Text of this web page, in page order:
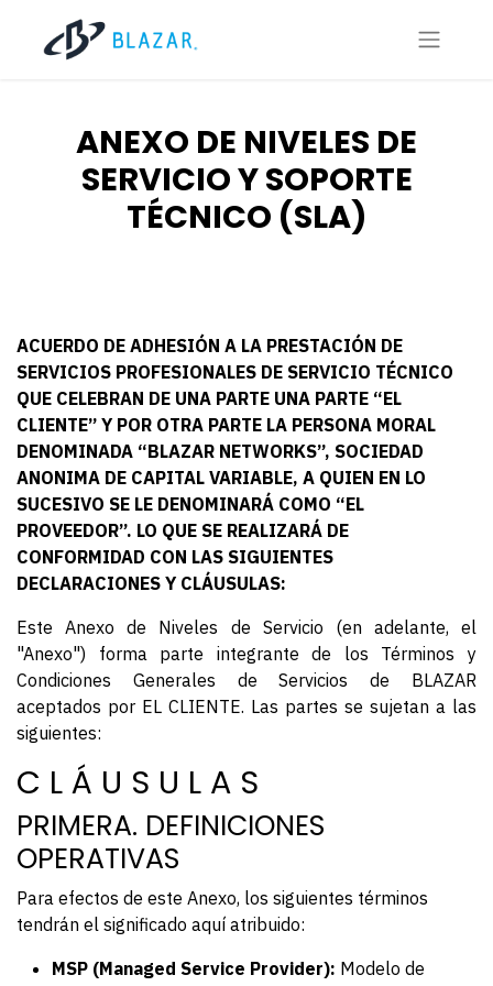
ANEXO DE NIVELES DE
SERVICIO Y SOPORTE
TÉCNICO (SLA)
ACUERDO DE ADHESIÓN A LA PRESTACIÓN DE
SERVICIOS PROFESIONALES DE SERVICIO TÉCNICO
QUE CELEBRAN DE UNA PARTE UNA PARTE “EL
CLIENTE” Y POR OTRA PARTE LA PERSONA MORAL
DENOMINADA “BLAZAR NETWORKS”, SOCIEDAD
ANONIMA DE CAPITAL VARIABLE, A QUIEN EN LO
SUCESIVO SE LE DENOMINARÁ COMO “EL
PROVEEDOR”. LO QUE SE REALIZARÁ DE
CONFORMIDAD CON LAS SIGUIENTES
DECLARACIONES Y CLÁUSULAS:
Este Anexo de Niveles de Servicio (en adelante, el
"Anexo") forma parte integrante de los Términos y
Condiciones Generales de Servicios de BLAZAR
aceptados por EL CLIENTE. Las partes se sujetan a las
siguientes:
C L Á U S U L A S
PRIMERA. DEFINICIONES
OPERATIVAS
Para efectos de este Anexo, los siguientes términos
tendrán el significado aquí atribuido:
MSP (Managed Service Provider): Modelo de